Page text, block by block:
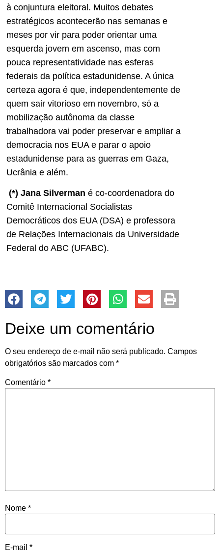
à conjuntura eleitoral. Muitos debates
estratégicos acontecerão nas semanas e
meses por vir para poder orientar uma
esquerda jovem em ascenso, mas com
pouca representatividade nas esferas
federais da política estadunidense. A única
certeza agora é que, independentemente de
quem sair vitorioso em novembro, só a
mobilização autônoma da classe
trabalhadora vai poder preservar e ampliar a
democracia nos EUA e parar o apoio
estadunidense para as guerras em Gaza,
Ucrânia e além.
(*) Jana Silverman é co-coordenadora do
Comitê Internacional Socialistas
Democráticos dos EUA (DSA) e professora
de Relações Internacionais da Universidade
Federal do ABC (UFABC).
Deixe um comentário
O seu endereço de e-mail não será publicado. Campos
obrigatórios são marcados com *
Comentário *
Nome *
E-mail *